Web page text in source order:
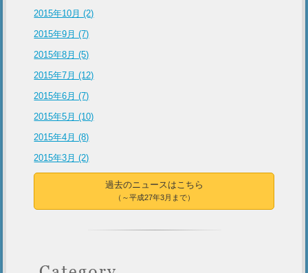
2015年10月 (2)
2015年9月 (7)
2015年8月 (5)
2015年7月 (12)
2015年6月 (7)
2015年5月 (10)
2015年4月 (8)
2015年3月 (2)
過去のニュースはこちら
（～平成27年3月まで）